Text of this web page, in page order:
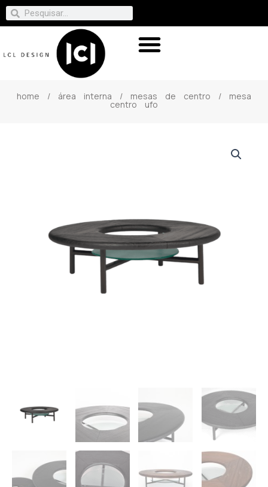
home / área interna / mesas de centro / mesa
centro ufo